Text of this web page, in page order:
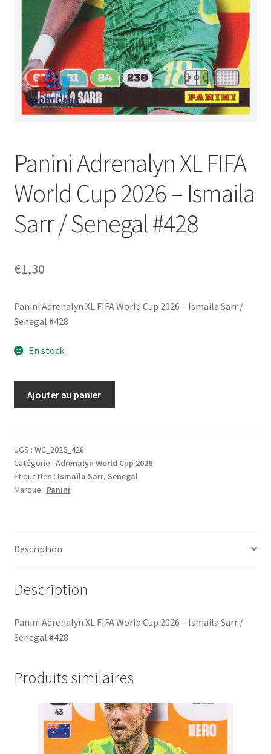
Panini Adrenalyn XL FIFA
World Cup 2026 – Ismaila
Sarr / Senegal #428
€1,30
Panini Adrenalyn XL FIFA World Cup 2026 – Ismaila Sarr /
Senegal #428
En stock
XL
FIFA
World
Cup
Sarr
Senegal
Ajouter au panier
UGS : WC_2026_428
Catégorie : Adrenalyn World Cup 2026
Étiquettes : Ismaïla Sarr, Senegal
Marque : Panini
Description
Description
Panini Adrenalyn XL FIFA World Cup 2026 – Ismaila Sarr /
Senegal #428
Produits similaires